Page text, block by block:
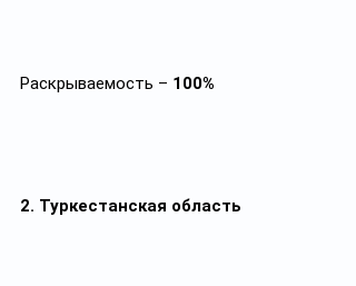
Раскрываемость – 100%
2. Туркестанская область